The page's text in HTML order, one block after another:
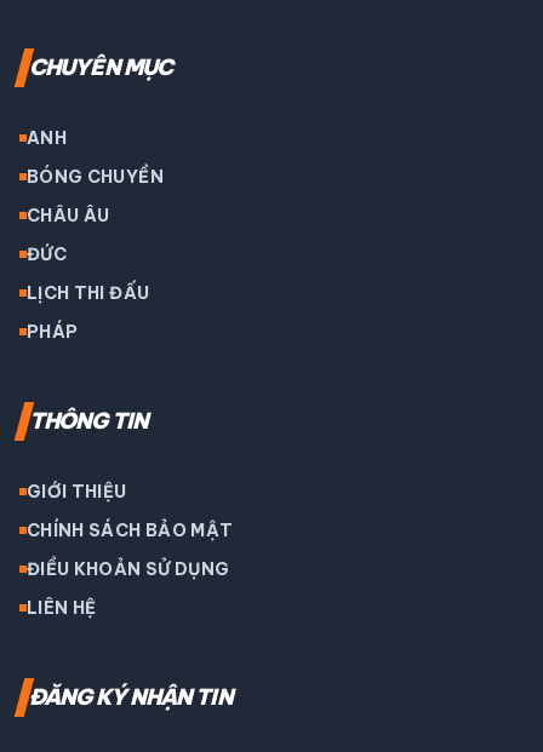
CHUYÊN MỤC
ANH
BÓNG CHUYỀN
CHÂU ÂU
ĐỨC
LỊCH THI ĐẤU
PHÁP
THÔNG TIN
GIỚI THIỆU
CHÍNH SÁCH BẢO MẬT
ĐIỀU KHOẢN SỬ DỤNG
LIÊN HỆ
ĐĂNG KÝ NHẬN TIN